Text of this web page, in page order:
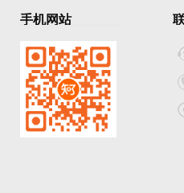
手机网站